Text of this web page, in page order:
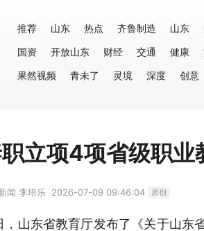
推荐 山东 热点 齐鲁制造 山东
国资
开放山东 财经 交通 健康
果然视频
青未了 灵境 深度 创意
立项4项省级职业
闻 李培乐 2026-07-09 09:46:04 原创
，山东省教育厅发布了《关于山东